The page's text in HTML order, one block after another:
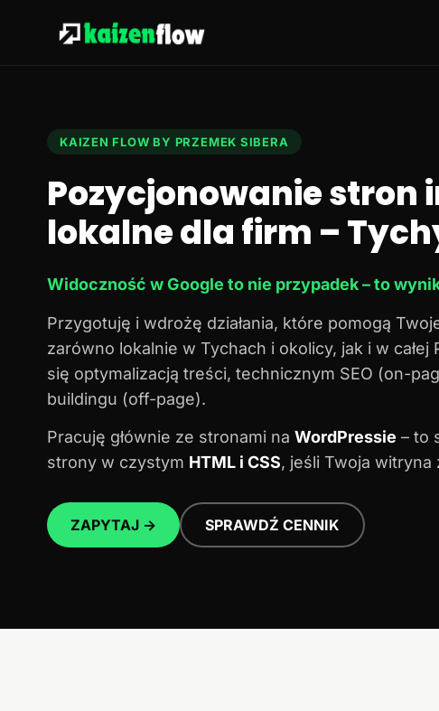
KAIZEN FLOW BY PRZEMEK SIBERA
Pozycjonowanie stron
lokalne dla firm –
Widoczność w Google to nie przypadek – to
Przygotuję i wdrożę działania, które pomogą
zarówno lokalnie w Tychach i okolicy, jak i w
się optymalizacją treści, technicznym SEO (on-
buildingu (off-page).
Pracuję głównie ze stronami na WordPressie – to
strony w czystym HTML i CSS, jeśli Twoja witryna
ZAPYTAJ → SPRAWDŹ CENNIK